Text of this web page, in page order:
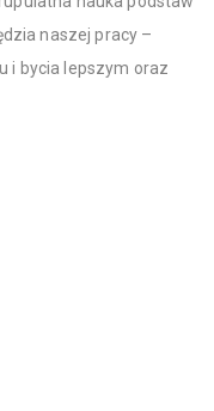
naszej pracy –
i bycia lepszym oraz